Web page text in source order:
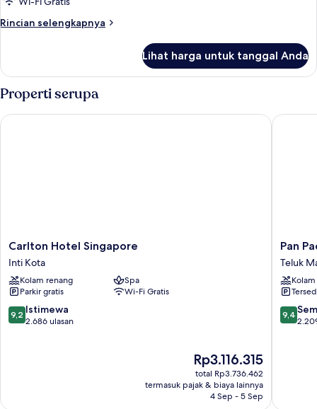
Rincian selengkapnya
Rincian
Kamar
1
Tidur
Lihat harga untuk tanggal Anda
Properti serupa
Carlton
Hotel
Singapore
Inti
Kota
Carlton Hotel Singapore
Inti Kota
Kolam renang
Spa
Parkir gratis
Wi-Fi Gratis
9.2
dari
9,2 Istimewa
2.686 ulasan
Harga
sekarang
Rp3.116.315
Rp3.116.315
total Rp3.736.462
termasuk pajak & biaya lainnya
4 Sep - 5 Sep
Carlton Hotel Singapore
Pan
Pacific
Teluk
Marina
Pan
Teluk
9.4
dari
9,4
Pan